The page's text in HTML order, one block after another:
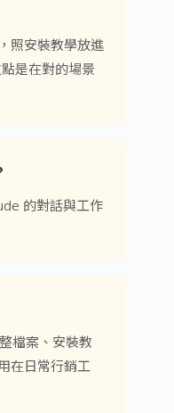
照安裝教學放進
是在對的場景
的對話與工作
檔案、安裝教
在日常行銷工